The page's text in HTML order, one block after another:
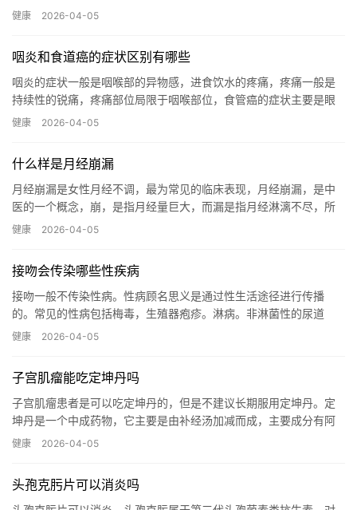
窄或者腰椎滑脱的，微创手术治疗的效果一般不佳。而针对这些合
健康 2026-04-05
咽炎和食道癌的症状区别有哪些
咽炎的症状一般是咽喉部的异物感，进食饮水的疼痛，疼痛一般是
持续性的锐痛，疼痛部位局限于咽喉部位，食管癌的症状主要是眼
下困难，也有可能表现为咽下疼痛疼痛，主要是集中在胸骨后，也
健康 2026-04-05
什么样是月经崩漏
月经崩漏是女性月经不调，最为常见的临床表现，月经崩漏，是中
医的一个概念，崩，是指月经量巨大，而漏是指月经淋漓不尽，所
以，崩漏，是包含两种症状，一种就是月经量巨大，另一种就是月
健康 2026-04-05
接吻会传染哪些性疾病
接吻一般不传染性病。性病顾名思义是通过性生活途径进行传播
的。常见的性病包括梅毒，生殖器疱疹。淋病。非淋菌性的尿道
炎。这些性病常见的传播途径是通过性生活途径进行传播的。还有
健康 2026-04-05
子宫肌瘤能吃定坤丹吗
子宫肌瘤患者是可以吃定坤丹的，但是不建议长期服用定坤丹。定
坤丹是一个中成药物，它主要是由补经汤加减而成，主要成分有阿
胶、白芍、白术、当归、枸杞子等，具有滋阴补气、调经舒郁的作
健康 2026-04-05
头孢克肟片可以消炎吗